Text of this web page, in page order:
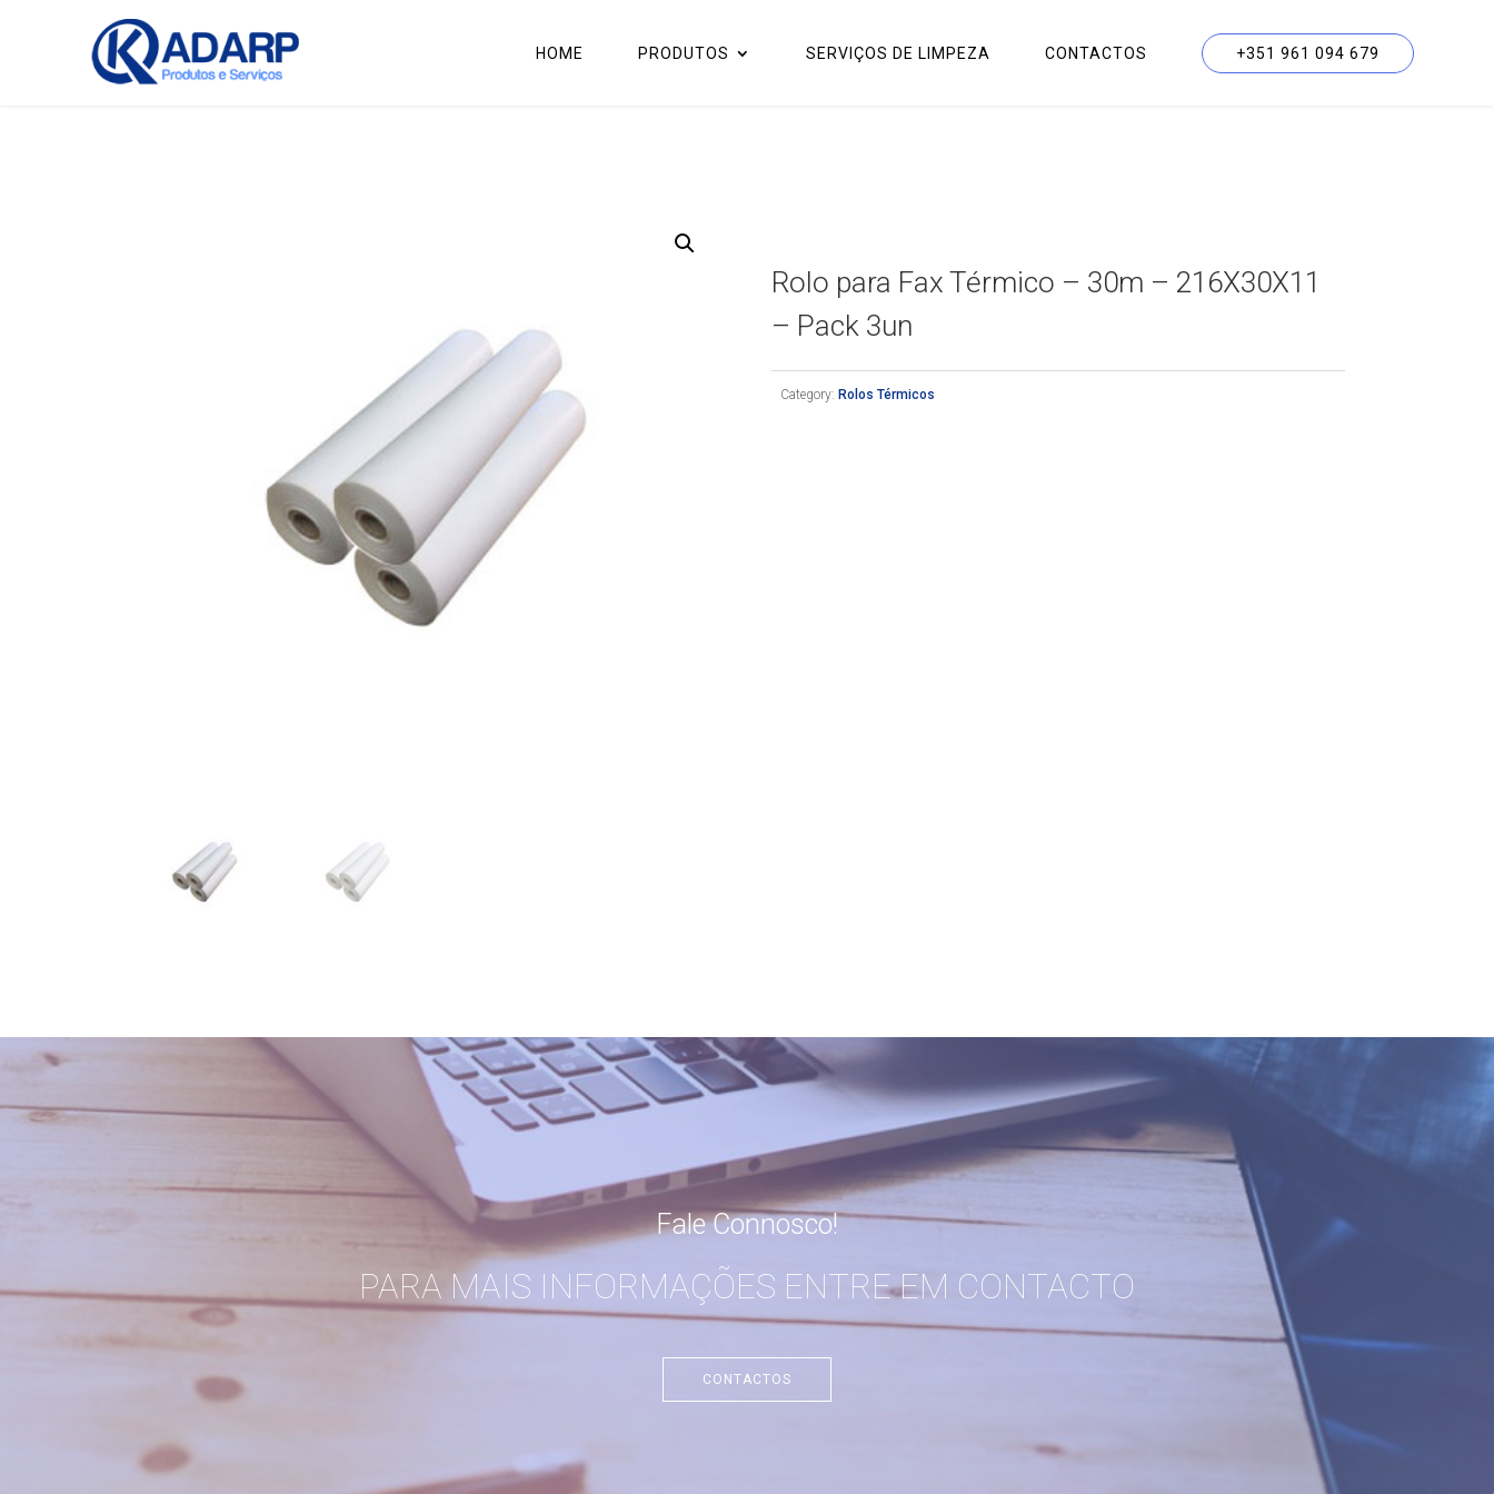
HOME PRODUTOS SERVIÇOS DE LIMPEZA CONTACTOS +351 961 094 679
Rolo para Fax Térmico – 30m – 216X30X11
– Pack 3un
Category: Rolos Térmicos
Fale Connosco!
PARA MAIS INFORMAÇÕES ENTRE EM CONTACTO
CONTACTOS